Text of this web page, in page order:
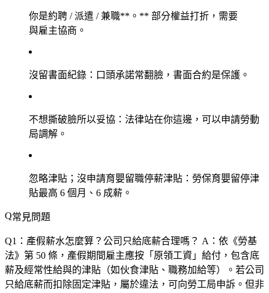
你是約聘 / 派遣 / 兼職**。** 部分權益打折，需要
與雇主協商。
沒留書面紀錄 ：口頭承諾常翻臉，書面合約是保護。
不想撕破臉所以妥協 ：法律站在你這邊，可以申請勞動
局調解。
忽略津貼；沒申請育嬰留職停薪津貼 ：勞保育嬰留停津
貼最高 6 個月、6 成薪。
常見問題
Q1：產假薪水怎麼算？公司只給底薪合理嗎？ A：依《勞基
法》第 50 條，產假期間雇主應按「原領工資」給付，包含底
薪及經常性給與的津貼（如伙食津貼、職務加給等）。若公司
只給底薪而扣除固定津貼，屬於違法，可向勞工局申訴。但非